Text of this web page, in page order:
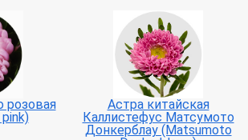
розовая
Астра китайская
Каллистефус Матсумото
Донкерблау (Matsumoto